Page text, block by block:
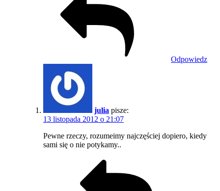
Odpowiedz
julia pisze:
13 listopada 2012 o 21:07
Pewne rzeczy, rozumeimy najczęściej dopiero, kiedy
sami się o nie potykamy..